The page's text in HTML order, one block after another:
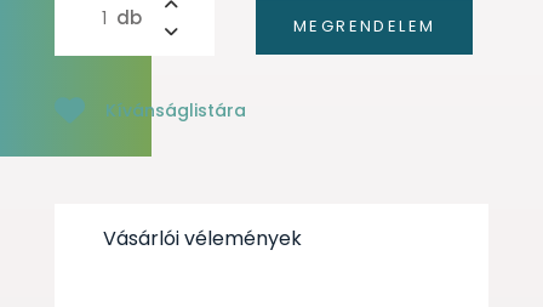
Kívánságlistára
Vásárlói vélemények